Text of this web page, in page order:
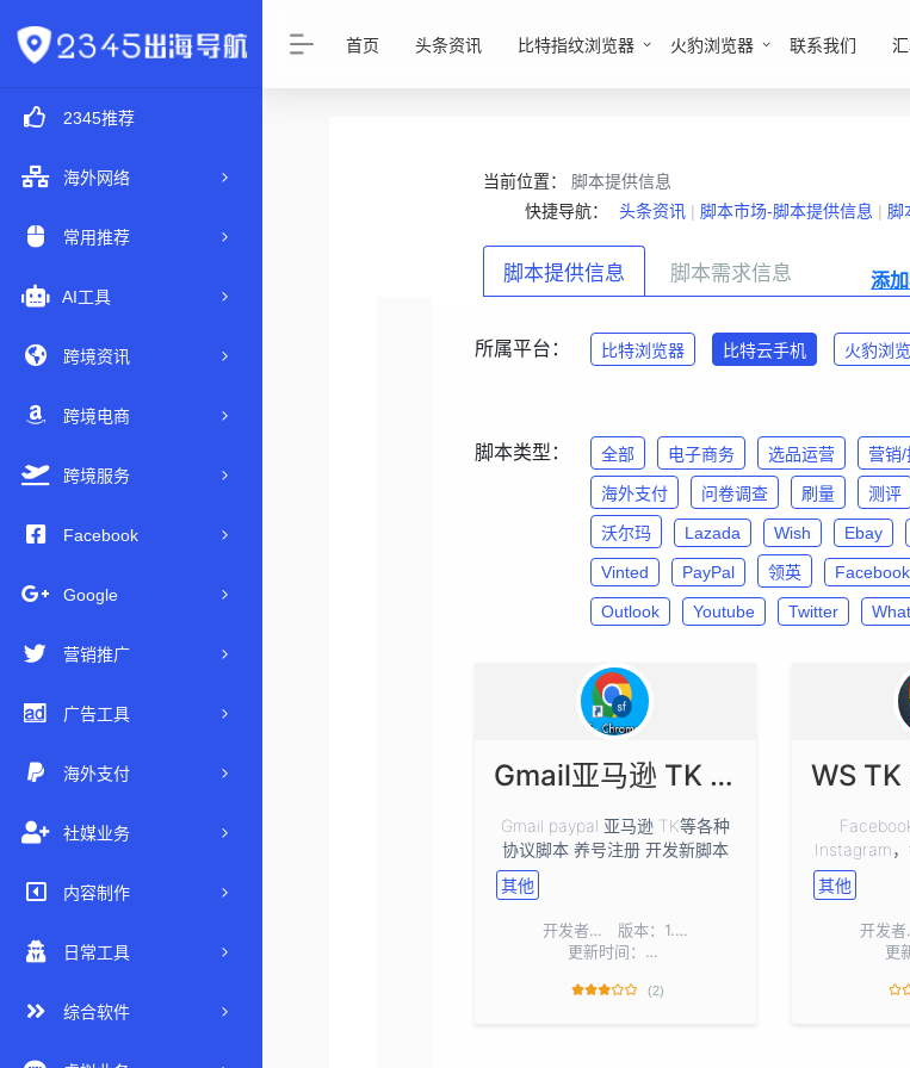
2345推荐
海外网络
常用推荐
AI工具
跨境资讯
跨境电商
跨境服务
Facebook
Google
营销推广
广告工具
海外支付
社媒业务
内容制作
日常工具
综合软件
首页 头条资讯 比特指纹浏览器 火豹浏览器 联系我们
当前位置：
脚本提供信息
快捷导航：
头条资讯 | 脚本市场-脚本提供信息 | 脚
脚本提供信息 脚本需求信息 添
所属平台： 比特浏览器 比特云手机 火豹浏
脚本类型： 全部 电子商务 选品运营 营销/
海外支付 问卷调查 刷量 测评
沃尔玛 Lazada Wish Ebay
Vinted PayPal 领英 Facebook
Outlook Youtube Twitter
Gmail亚马逊 TK 协议脚本 注册养号
Gmail paypal 亚马逊 TK等各种
协议脚本 养号注册 开发新脚本
其他
开发者： shuanihavip1
版本：1.00
更新时间：2025-02-19
(2)
Instagram，
客户，精准
其他